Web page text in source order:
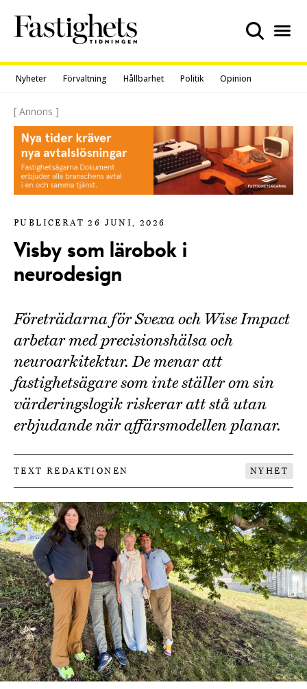
content
Nyheter Förvaltning Hållbarhet Politik Opinion
[ Annons ]
PUBLICERAT 26 JUNI, 2026
Visby som lärobok i
neurodesign
Företrädarna för Svexa och Wise Impact
arbetar med precisionshälsa och
neuroarkitektur. De menar att
fastighetsägare som inte ställer om sin
värderingslogik riskerar att stå utan
erbjudande när affärsmodellen planar.
TEXT REDAKTIONEN NYHET